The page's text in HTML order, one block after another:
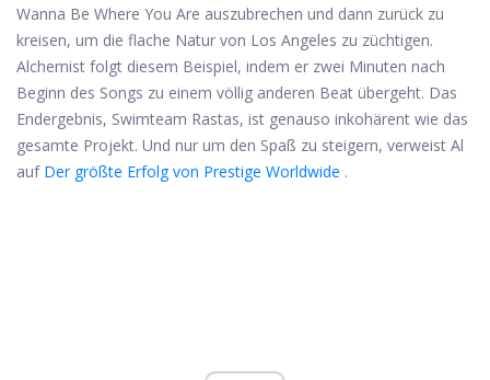
Wanna Be Where You Are auszubrechen und dann zurück zu
kreisen, um die flache Natur von Los Angeles zu züchtigen.
Alchemist folgt diesem Beispiel, indem er zwei Minuten nach
Beginn des Songs zu einem völlig anderen Beat übergeht. Das
Endergebnis, Swimteam Rastas, ist genauso inkohärent wie das
gesamte Projekt. Und nur um den Spaß zu steigern, verweist Al
auf Der größte Erfolg von Prestige Worldwide .